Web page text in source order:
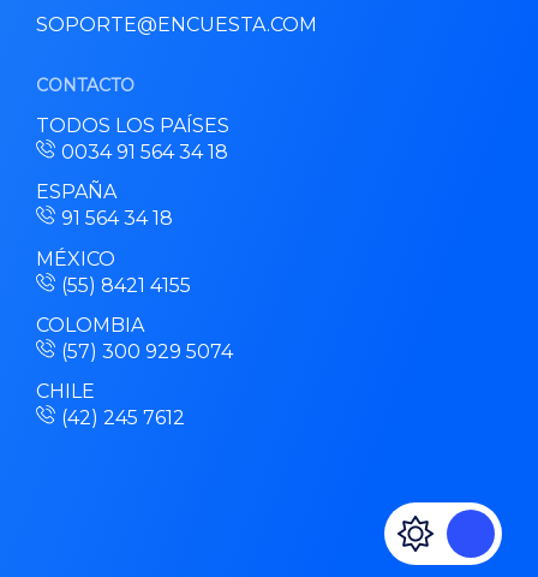
SOPORTE@ENCUESTA.COM
CONTACTO
TODOS LOS PAÍSES
0034 91 564 34 18
ESPAÑA
91 564 34 18
MÉXICO
(55) 8421 4155
COLOMBIA
(57) 300 929 5074
CHILE
(42) 245 7612